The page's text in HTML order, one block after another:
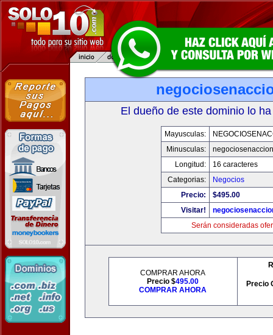
El dueño de este dominio lo
Mayusculas:
Minusculas:
Longitud:
16 caracteres
Categorias:
Negocios
Precio:
$495.00
Visitar!
Serán consideradas
COMPRAR AHORA
Precio $495.00
COMPRAR AHORA
Precio